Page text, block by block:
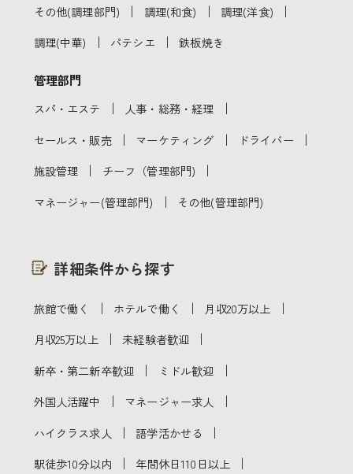
その他(調理部門) ｜ 調理(和食) ｜ 調理(洋食) ｜
調理(中華) ｜ パテシエ ｜ 鉄板焼き
管理部門
スパ・エステ ｜ 人事・総務・経理 ｜
セールス・販売 ｜ マーケティング ｜ ドライバー ｜
施設管理 ｜ チーフ（管理部門) ｜
マネージャー(管理部門) ｜ その他(管理部門)
詳細条件から探す
旅館で働く ｜ ホテルで働く ｜ 月収20万以上 ｜
月収25万以上 ｜ 未経験者歓迎 ｜
新卒・第二新卒歓迎 ｜ ミドル歓迎 ｜
外国人活躍中 ｜ マネージャー求人 ｜
ハイクラス求人 ｜ 語学活かせる ｜
駅徒歩10分以内 ｜ 年間休日110日以上 ｜